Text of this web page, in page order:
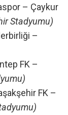
– Çaykur
Stadyumu)
–
FK –
FK –